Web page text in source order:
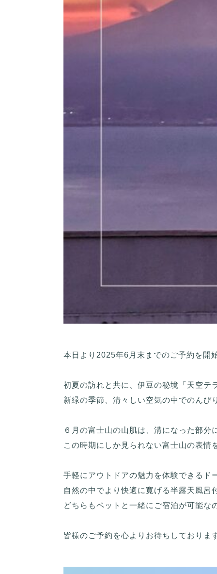
本日より2025年6月末までのご予約を開
初夏の訪れと共に、伊豆の秘境「天空テ
新緑の季節、清々しい空気の中でのんび
６月の富士山の山肌は、溝になった部
この時期にしか見られない富士山の表情
手軽にアウトドアの魅力を体験できるド
自然の中でより快適に寛げる半露天風呂
どちらもペットと一緒にご宿泊が可能
皆様のご予約を心よりお待ちしておりま